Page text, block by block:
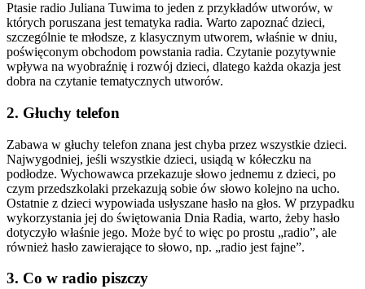
Ptasie radio Juliana Tuwima to jeden z przykładów utworów, w
których poruszana jest tematyka radia. Warto zapoznać dzieci,
szczególnie te młodsze, z klasycznym utworem, właśnie w dniu,
poświęconym obchodom powstania radia. Czytanie pozytywnie
wpływa na wyobraźnię i rozwój dzieci, dlatego każda okazja jest
dobra na czytanie tematycznych utworów.
2. Głuchy telefon
Zabawa w głuchy telefon znana jest chyba przez wszystkie dzieci.
Najwygodniej, jeśli wszystkie dzieci, usiądą w kółeczku na
podłodze. Wychowawca przekazuje słowo jednemu z dzieci, po
czym przedszkolaki przekazują sobie ów słowo kolejno na ucho.
Ostatnie z dzieci wypowiada usłyszane hasło na głos. W przypadku
wykorzystania jej do świętowania Dnia Radia, warto, żeby hasło
dotyczyło właśnie jego. Może być to więc po prostu „radio”, ale
również hasło zawierające to słowo, np. „radio jest fajne”.
3. Co w radio piszczy